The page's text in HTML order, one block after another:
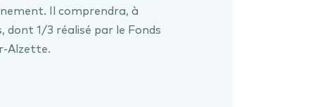
Il comprendra, à
dont 1/3 réalisé par le Fonds
Alzette.